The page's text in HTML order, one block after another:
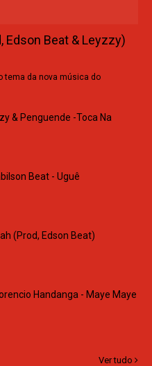
Edson Beat & Leyzzy)
o tema da nova música do
& Penguende -Toca Na
Beat - Uguê
(Prod, Edson Beat)
Handanga - Maye Maye
Ver tudo